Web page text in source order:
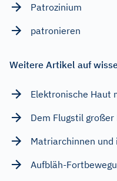
Patrozinium
patronieren
Weitere Artikel auf
Elektronische Haut
Dem Flugstil
Matriarchinnen und
Aufbläh-